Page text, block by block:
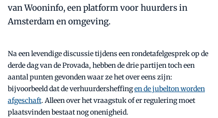
van Wooninfo, een platform voor huurders in
Amsterdam en omgeving.
Na een levendige discussie tijdens een rondetafelgesprek op de
derde dag van de Provada, hebben de drie partijen toch een
aantal punten gevonden waar ze het over eens zijn:
bijvoorbeeld dat de verhuurdersheffingen de jubelton worden
afgeschaft. Alleen over het vraagstuk of er regulering moet
plaatsvinden bestaat nog onenigheid.